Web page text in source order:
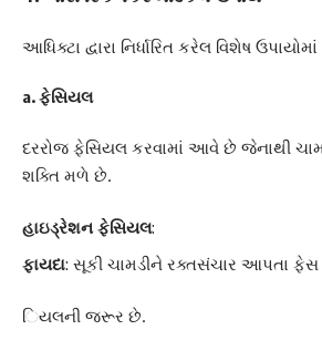
આધિક્ટા દ્વારા નિર્ધારિત કરેલ વિશેષ
a. ફેસિયલ
દરરોજ ફેસિયલ કરવામાં આવે છે જેનાથી
શક્તિ મળે છે.
હાઇડ્રેશન ફેસિયલ:
ફાયદા: સૂકી ચામડીને રક્તસંચાર આપતા ફેસ
િયલની જરૂર છે.